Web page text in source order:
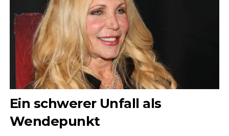
Ein schwerer Unfall als
Wendepunkt